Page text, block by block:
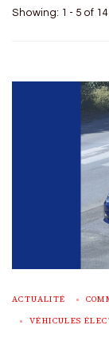
Showing: 1 - 5 of
ACTUALITÉ
VÉHICULES